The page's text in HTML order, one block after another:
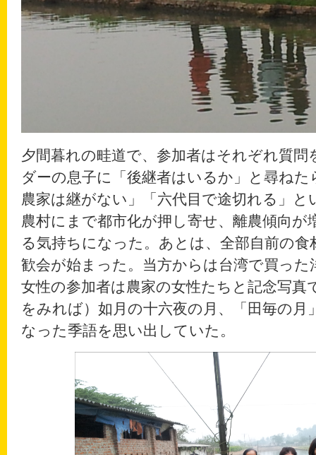
夕間暮れの畦道で、参加者はそれぞれ質
ダーの息子に「後継者はいるか」と尋ね
農家は継がない」「六代目で途切れる」
農村にまで都市化が押し寄せ、離農傾向
る気持ちになった。あとは、全部自前の
歓会が始まった。当方からは台湾で買っ
女性の参加者は農家の女性たちと記念写真
をみれば）如月の十六夜の月、「田毎の
なった季語を思い出していた。